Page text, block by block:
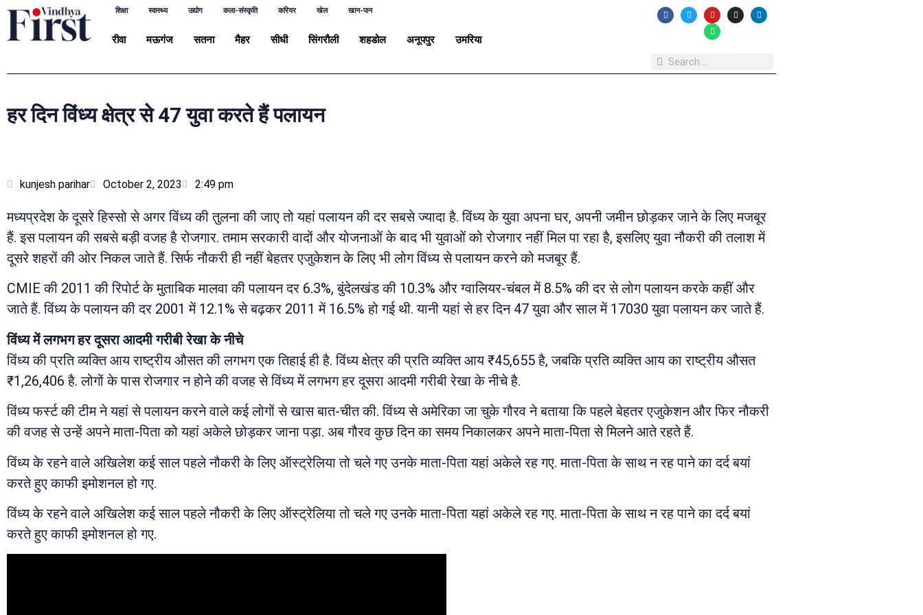
शिक्षा स्वास्थ्य उद्योग कला-संस्कृति करियर खेल खान-पान
रीवा मऊगंज सतना मैहर सीधी सिंगरौली शहडोल अनूपपुर उमरिया
हर दिन विंध्य क्षेत्र से 47 युवा करते हैं पलायन
kunjesh parihar October 2, 2023 2:49 pm
मध्यप्रदेश के दूसरे हिस्सो से अगर विंध्य की तुलना की जाए तो यहां पलायन की दर सबसे ज्यादा है. विंध्य के युवा अपना घर, अपनी जमीन छोड़कर जाने के लिए मजबूर
हैं. इस पलायन की सबसे बड़ी वजह है रोजगार. तमाम सरकारी वादों और योजनाओं के बाद भी युवाओं को रोजगार नहीं मिल पा रहा है, इसलिए युवा नौकरी की तलाश में
दूसरे शहरों की ओर निकल जाते हैं. सिर्फ नौकरी ही नहीं बेहतर एजुकेशन के लिए भी लोग विंध्य से पलायन करने को मजबूर हैं.
CMIE की 2011 की रिपोर्ट के मुताबिक मालवा की पलायन दर 6.3%, बुंदेलखंड की 10.3% और ग्वालियर-चंबल में 8.5% की दर से लोग पलायन करके कहीं और
जाते हैं. विंध्य के पलायन की दर 2001 में 12.1% से बढ़कर 2011 में 16.5% हो गई थी. यानी यहां से हर दिन 47 युवा और साल में 17030 युवा पलायन कर जाते हैं.
विंध्य में लगभग हर दूसरा आदमी गरीबी रेखा के नीचे
विंध्य की प्रति व्यक्ति आय राष्ट्रीय औसत की लगभग एक तिहाई ही है. विंध्य क्षेत्र की प्रति व्यक्ति आय ₹45,655 है, जबकि प्रति व्यक्ति आय का राष्ट्रीय औसत
₹1,26,406 है. लोगों के पास रोजगार न होने की वजह से विंध्य में लगभग हर दूसरा आदमी गरीबी रेखा के नीचे है.
विंध्य फर्स्ट की टीम ने यहां से पलायन करने वाले कई लोगों से खास बात-चीत की. विंध्य से अमेरिका जा चुके गौरव ने बताया कि पहले बेहतर एजुकेशन और फिर नौकरी
की वजह से उन्हें अपने माता-पिता को यहां अकेले छोड़कर जाना पड़ा. अब गौरव कुछ दिन का समय निकालकर अपने माता-पिता से मिलने आते रहते हैं.
विंध्य के रहने वाले अखिलेश कई साल पहले नौकरी के लिए ऑस्ट्रेलिया तो चले गए उनके माता-पिता यहां अकेले रह गए. माता-पिता के साथ न रह पाने का दर्द बयां
करते हुए काफी इमोशनल हो गए.
विंध्य के रहने वाले अखिलेश कई साल पहले नौकरी के लिए ऑस्ट्रेलिया तो चले गए उनके माता-पिता यहां अकेले रह गए. माता-पिता के साथ न रह पाने का दर्द बयां
करते हुए काफी इमोशनल हो गए.